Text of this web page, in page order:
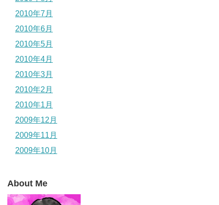
2010年7月
2010年6月
2010年5月
2010年4月
2010年3月
2010年2月
2010年1月
2009年12月
2009年11月
2009年10月
About Me